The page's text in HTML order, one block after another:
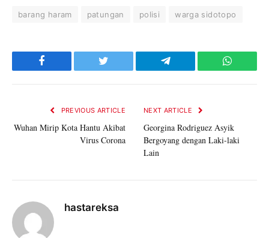
barang haram patungan polisi warga sidotopo
Facebook Twitter Telegram
PREVIOUS ARTICLE
Wuhan Mirip Kota Hantu Akibat
Virus Corona
NEXT ARTICLE
Georgina Rodriguez Asyik
Bergoyang dengan Laki-laki
Lain
hastareksa